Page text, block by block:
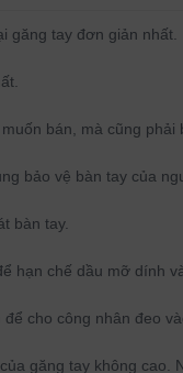
găng tay đơn giản nhất.
bán, mà cũng
bảo vệ bàn tay của
bàn tay.
hạn chế dầu mỡ dính
cho công nhân đeo
găng tay không